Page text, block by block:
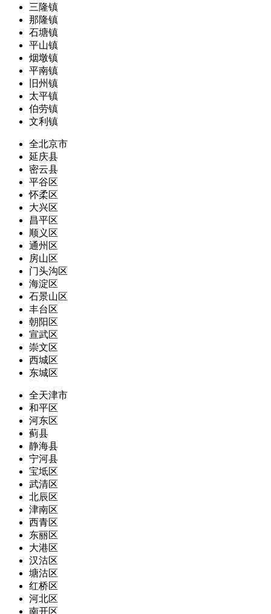
三隆镇
那隆镇
石塘镇
平山镇
烟墩镇
平南镇
旧州镇
太平镇
伯劳镇
文利镇
全北京市
延庆县
密云县
平谷区
怀柔区
大兴区
昌平区
顺义区
通州区
房山区
门头沟区
海淀区
石景山区
丰台区
朝阳区
宣武区
崇文区
西城区
东城区
全天津市
和平区
河东区
蓟县
静海县
宁河县
宝坻区
武清区
北辰区
津南区
西青区
东丽区
大港区
汉沽区
塘沽区
红桥区
河北区
南开区